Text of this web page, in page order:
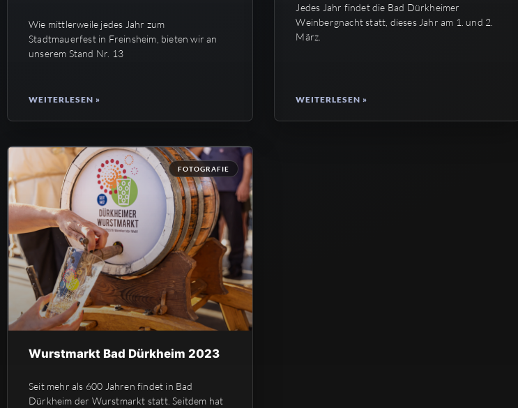
Wie mittlerweile jedes Jahr zum
Stadtmauerfest in Freinsheim, bieten wir an
unserem Stand Nr. 13
WEITERLESEN »
Jedes Jahr findet die Bad Dürkheimer
Weinbergnacht statt, dieses Jahr am 1. und 2.
März.
WEITERLESEN »
FOTOGRAFIE
Wurstmarkt Bad Dürkheim 2023
Seit mehr als 600 Jahren findet in Bad
Dürkheim der Wurstmarkt statt. Seitdem hat